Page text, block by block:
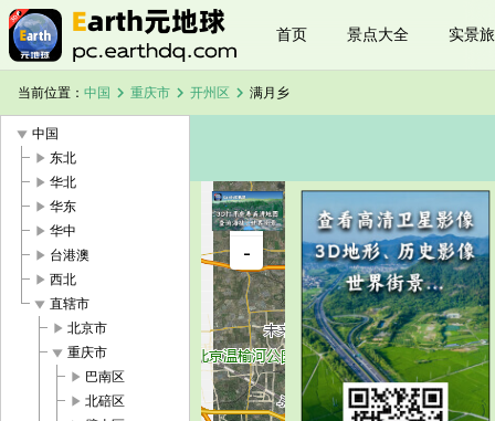
首页 景点大全 实景
当前位置： 中国 chevron_right 重庆市 chevron_right 开州区 chevron_right 满月乡
play_arrow 中国
play_arrow 东北
play_arrow 华北
play_arrow 华东
play_arrow 华中
play_arrow 台港澳
play_arrow 西北
play_arrow 直辖市
play_arrow 北京市
play_arrow 重庆市
play_arrow 巴南区
play_arrow 北碚区
满月乡卫星
地图
加载中，请
稍候...
+
-